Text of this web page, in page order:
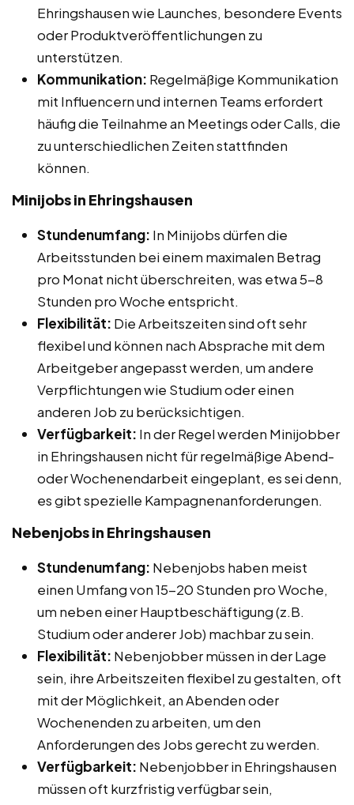
Ehringshausen wie Launches, besondere Events
oder Produktveröffentlichungen zu
unterstützen.
Kommunikation: Regelmäßige Kommunikation
mit Influencern und internen Teams erfordert
häufig die Teilnahme an Meetings oder Calls, die
zu unterschiedlichen Zeiten stattfinden
können.
Minijobs in Ehringshausen
Stundenumfang: In Minijobs dürfen die
Arbeitsstunden bei einem maximalen Betrag
pro Monat nicht überschreiten, was etwa 5-8
Stunden pro Woche entspricht.
Flexibilität: Die Arbeitszeiten sind oft sehr
flexibel und können nach Absprache mit dem
Arbeitgeber angepasst werden, um andere
Verpflichtungen wie Studium oder einen
anderen Job zu berücksichtigen.
Verfügbarkeit: In der Regel werden Minijobber
in Ehringshausen nicht für regelmäßige Abend-
oder Wochenendarbeit eingeplant, es sei denn,
es gibt spezielle Kampagnenanforderungen.
Nebenjobs in Ehringshausen
Stundenumfang: Nebenjobs haben meist
einen Umfang von 15-20 Stunden pro Woche,
um neben einer Hauptbeschäftigung (z.B.
Studium oder anderer Job) machbar zu sein.
Flexibilität: Nebenjobber müssen in der Lage
sein, ihre Arbeitszeiten flexibel zu gestalten, oft
mit der Möglichkeit, an Abenden oder
Wochenenden zu arbeiten, um den
Anforderungen des Jobs gerecht zu werden.
Verfügbarkeit: Nebenjobber in Ehringshausen
müssen oft kurzfristig verfügbar sein,